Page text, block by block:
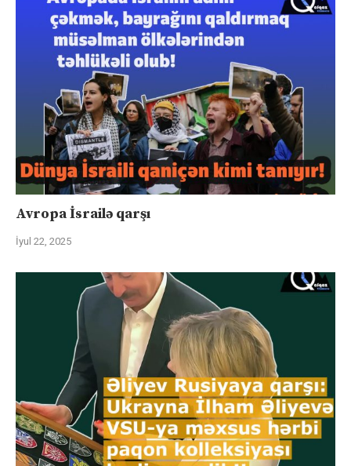
Avropa İsrailə qarşı
İyul 22, 2025